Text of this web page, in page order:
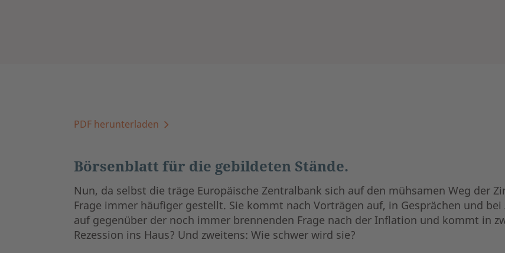
PDF herunterladen
Börsenblatt für die gebildeten Stände.
Nun, da selbst die träge Europäische Zentralbank sich auf den mühsamen Weg der
Frage immer häufiger gestellt. Sie kommt nach Vorträgen auf, in Gesprächen und
auf gegenüber der noch immer brennenden Frage nach der Inflation und kommt in
Rezession ins Haus? Und zweitens: Wie schwer wird sie?